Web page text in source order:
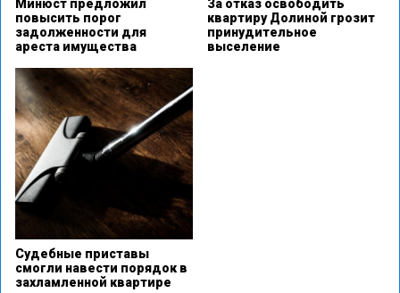
Минюст предложил
повысить порог
задолженности для
ареста имущества
За отказ освободить
квартиру Долиной грозит
принудительное
выселение
Судебные приставы
смогли навести порядок в
захламленной квартире